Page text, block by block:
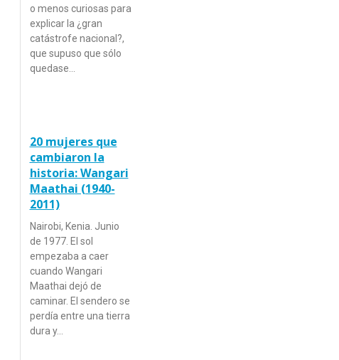
o menos curiosas para
explicar la ¿gran
catástrofe nacional?,
que supuso que sólo
quedase…
20 mujeres que
cambiaron la
historia: Wangari
Maathai (1940-
2011)
Nairobi, Kenia. Junio
de 1977. El sol
empezaba a caer
cuando Wangari
Maathai dejó de
caminar. El sendero se
perdía entre una tierra
dura y…